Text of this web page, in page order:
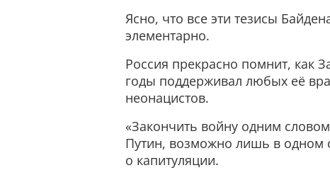
Ясно, что все эти тезисы
элементарно.
Россия прекрасно помнит, как
годы поддерживал любых её
неонацистов.
«Закончить войну одним
Путин, возможно лишь в одном
о капитуляции.